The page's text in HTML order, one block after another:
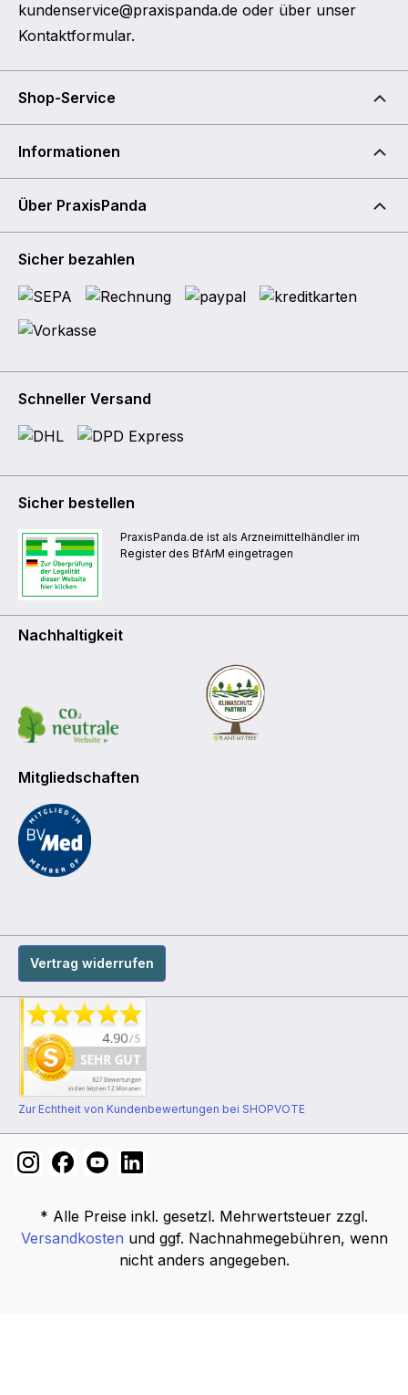
kundenservice@praxispanda.de oder über unser
Kontaktformular.
Shop-Service
Informationen
Über PraxisPanda
Sicher bezahlen
Schneller Versand
Sicher bestellen
PraxisPanda.de ist als Arzneimittelhändler im
Register des BfArM eingetragen
Nachhaltigkeit
Mitgliedschaften
Vertrag widerrufen
Zur Echtheit von Kundenbewertungen bei SHOPVOTE
* Alle Preise inkl. gesetzl. Mehrwertsteuer zzgl.
Versandkosten und ggf. Nachnahmegebühren, wenn
nicht anders angegeben.